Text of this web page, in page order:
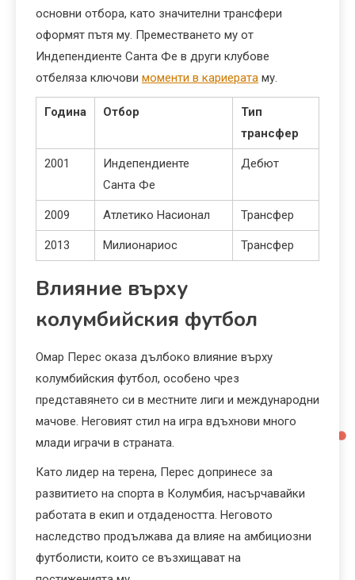
основни отбора, като значителни трансфери
оформят пътя му. Преместването му от
Индепендиенте Санта Фе в други клубове
отбеляза ключови моменти в кариерата му.
Година Отбор
Тип
трансфер
2001
Индепендиенте
Санта Фе
Дебют
2009 Атлетико Насионал Трансфер
2013 Милионариос Трансфер
Влияние върху
колумбийския футбол
Омар Перес оказа дълбоко влияние върху
колумбийския футбол, особено чрез
представянето си в местните лиги и международни
мачове. Неговият стил на игра вдъхнови много
млади играчи в страната.
Като лидер на терена, Перес допринесе за
развитието на спорта в Колумбия, насърчавайки
работата в екип и отдадеността. Неговото
наследство продължава да влияе на амбициозни
футболисти, които се възхищават на